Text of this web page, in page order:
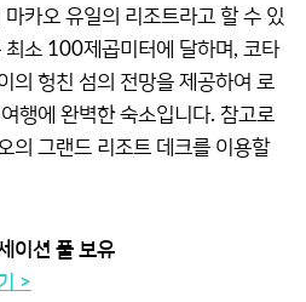
카오 유일의 리조트라고 할 수 있
최소 100제곱미터에 달하며, 코타
의 헝친 섬의 전망을 제공하여 로
행에 완벽한 숙소입니다. 참고로
의 그랜드 리조트 데크를 이용할
이션 풀 보유
>